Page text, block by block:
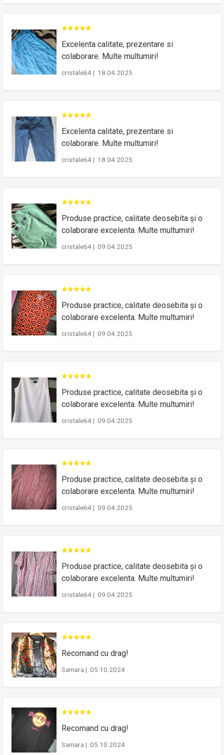
Excelenta calitate, prezentare si
colaborare. Multe multumiri!
cristale64| 18.04.2025
Excelenta calitate, prezentare si
colaborare. Multe multumiri!
cristale64| 18.04.2025
Produse practice, calitate deosebita și o
colaborare excelenta. Multe multumiri!
cristale64| 09.04.2025
Produse practice, calitate deosebita și o
colaborare excelenta. Multe multumiri!
cristale64| 09.04.2025
Produse practice, calitate deosebita și o
colaborare excelenta. Multe multumiri!
cristale64| 09.04.2025
Produse practice, calitate deosebita și o
colaborare excelenta. Multe multumiri!
cristale64| 09.04.2025
Produse practice, calitate deosebita și o
colaborare excelenta. Multe multumiri!
cristale64| 09.04.2025
Recomand cu drag!
Samara | 05.10.2024
Recomand cu drag!
Samara | 05.10.2024